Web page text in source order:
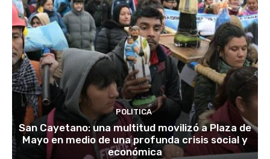
POLITICA
San Cayetano: una multitud movilizó a Plaza de
Mayo en medio de una profunda crisis social y
económica